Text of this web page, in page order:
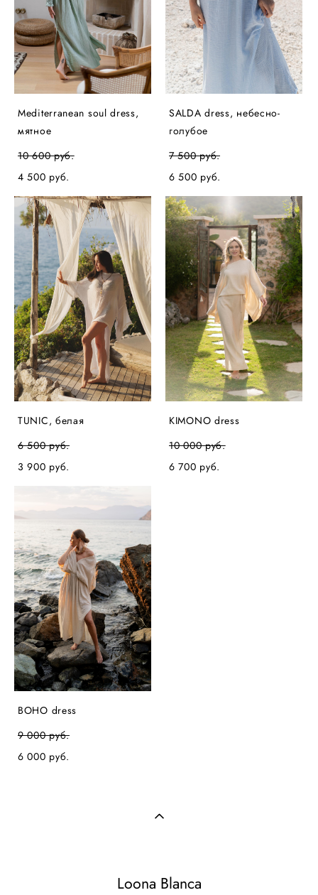
Mediterranean soul dress,
мятное
10 600 pуб.
4 500 pуб.
SALDA dress, небесно-
голубое
7 500 pуб.
6 500 pуб.
TUNIC, белая
6 500 pуб.
3 900 pуб.
KIMONO dress
10 000 pуб.
6 700 pуб.
BOHO dress
9 000 pуб.
6 000 pуб.
Loona Blanca